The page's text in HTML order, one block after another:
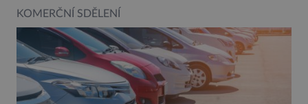
KOMERČNÍ SDĚLENÍ